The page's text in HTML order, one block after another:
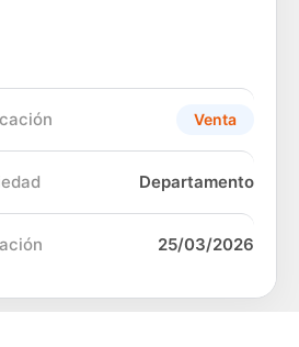
Venta
Departamento
25/03/2026